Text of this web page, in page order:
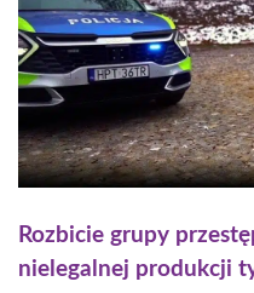
Rozbicie grupy
nielegalnej produkcji